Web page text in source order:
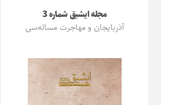
مجله ایشیق شماره 3
آذربایجان و مهاجرت مساله‌سی